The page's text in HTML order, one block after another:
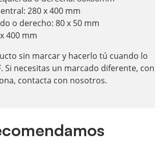
280 x 400 mm
o derecho: 80 x 50 mm
400 mm
sin marcar y hacerlo tú cuando lo
Si necesitas un marcado diferente, con
contacta con nosotros.